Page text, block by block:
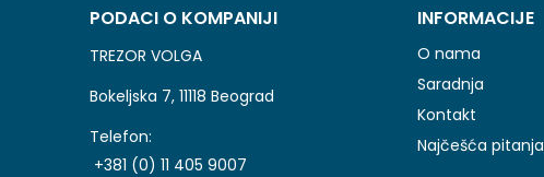
PODACI O KOMPANIJI
TREZOR VOLGA
Bokeljska 7, 11118 Beograd
Telefon:
+381 (0) 11 405 9007
INFORMACIJE
O nama
Saradnja
Kontakt
Najčešća pitanja